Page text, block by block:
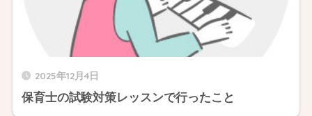
2025年12月4日
保育士の試験対策レッスンで行ったこと